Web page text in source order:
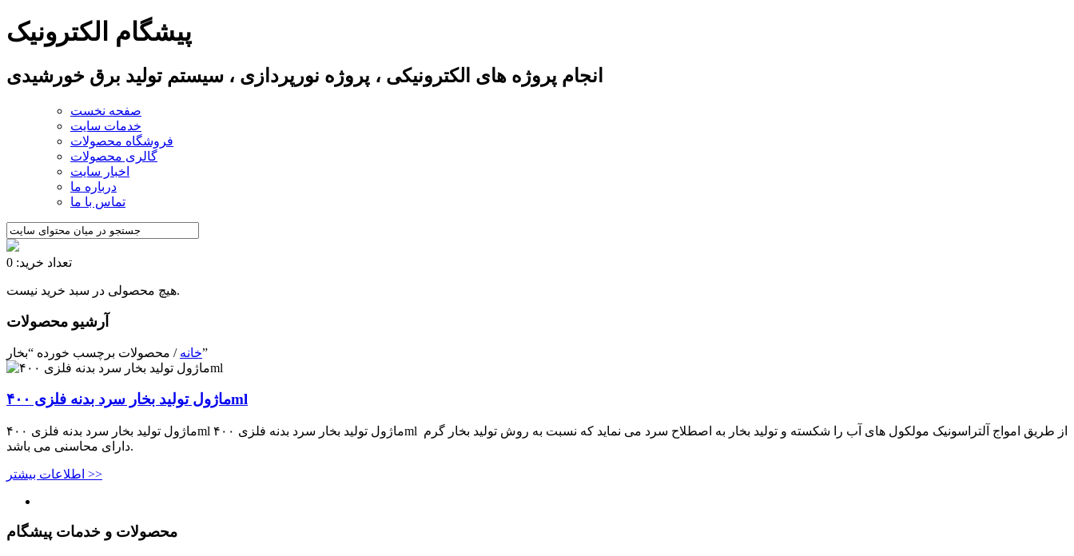
پیشگام الکترونیک
انجام پروژه های الکترونیکی ، پروژه نورپردازی ، سیستم تولید برق خورشیدی
صفحه نخست
خدمات سایت
فروشگاه محصولات
گالری محصولات
اخبار سایت
درباره ما
تماس با ما
تعداد خرید: 0
هیچ محصولی در سبد خرید نیست.
آرشیو محصولات
خانه/ محصولات برچسب خورده “بخار”
ماژول تولید بخار سرد بدنه فلزی ۴۰۰ml
ماژول تولید بخار سرد بدنه فلزی ۴۰۰ml ماژول تولید بخار سرد بدنه فلزی ۴۰۰ml از طریق امواج آلتراسونیک مولکول های آب را شکسته و تولید بخار به اصطلاح سرد می نماید که نسبت به روش تولید بخار گرم
دارای محاسنی می باشد.
اطلاعات بیشتر >>
محصولات و خدمات پیشگام